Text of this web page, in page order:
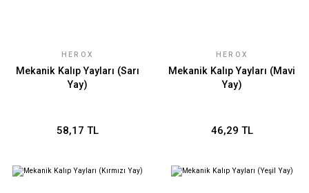
HEROX
Mekanik Kalıp Yayları (Sarı
Yay)
58,17 TL
HEROX
Mekanik Kalıp Yayları (Mavi
Yay)
46,29 TL